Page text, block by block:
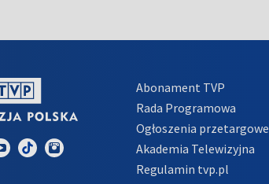
Abonament TVP
Rada Programowa
Ogłoszenia przetargowe
Akademia Telewizyjna
Regulamin tvp.pl